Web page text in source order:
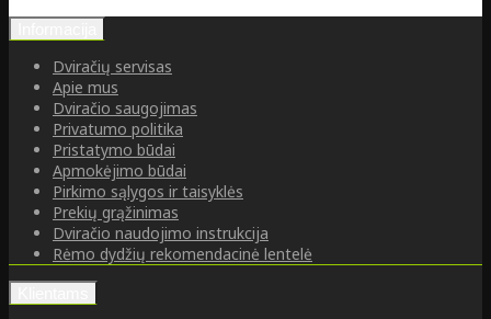
Dviračių servisas
Apie mus
Dviračio saugojimas
Privatumo politika
Pristatymo būdai
Apmokėjimo būdai
Pirkimo sąlygos ir taisyklės
Prekių grąžinimas
Dviračio naudojimo instrukcija
Rėmo dydžių rekomendacinė lentelė